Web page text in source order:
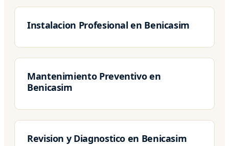
Instalacion Profesional en Benicasim
Mantenimiento Preventivo en
Benicasim
Revision y Diagnostico en Benicasim